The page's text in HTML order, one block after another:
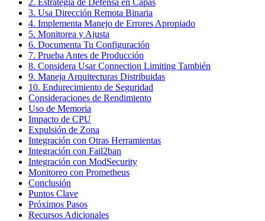
2. Estrategia de Defensa en Capas
3. Usa Dirección Remota Binaria
4. Implementa Manejo de Errores Apropiado
5. Monitorea y Ajusta
6. Documenta Tu Configuración
7. Prueba Antes de Producción
8. Considera Usar Connection Limiting También
9. Maneja Arquitecturas Distribuidas
10. Endurecimiento de Seguridad
Consideraciones de Rendimiento
Uso de Memoria
Impacto de CPU
Expulsión de Zona
Integración con Otras Herramientas
Integración con Fail2ban
Integración con ModSecurity
Monitoreo con Prometheus
Conclusión
Puntos Clave
Próximos Pasos
Recursos Adicionales